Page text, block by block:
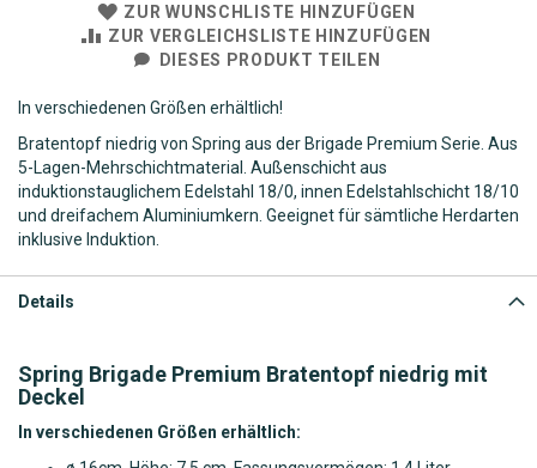
ZUR WUNSCHLISTE HINZUFÜGEN
ZUR VERGLEICHSLISTE HINZUFÜGEN
DIESES PRODUKT TEILEN
In verschiedenen Größen erhältlich!
Bratentopf niedrig von Spring aus der Brigade Premium Serie. Aus
5-Lagen-Mehrschichtmaterial. Außenschicht aus
induktionstauglichem Edelstahl 18/0, innen Edelstahlschicht 18/10
und dreifachem Aluminiumkern. Geeignet für sämtliche Herdarten
inklusive Induktion.
Details
Spring Brigade Premium Bratentopf niedrig mit
Deckel
In verschiedenen Größen erhältlich: